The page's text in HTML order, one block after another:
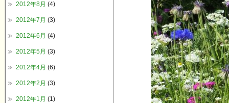
2012年8月 (4)
2012年7月 (3)
2012年6月 (4)
2012年5月 (3)
2012年4月 (6)
2012年2月 (3)
2012年1月 (1)